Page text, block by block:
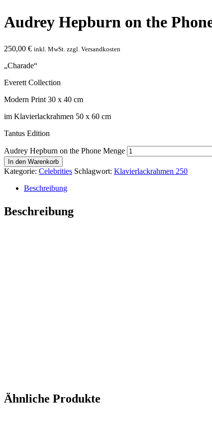
Audrey Hepburn on the
250,00 € inkl. MwSt. zzgl. Versandkosten
„Charade“
Everett Collection
Modern Print 30 x 40 cm
im Klavierlackrahmen 50 x 60 cm
Tantus Edition
Audrey Hepburn on the Phone Menge
In den Warenkorb
Kategorie: Celebrities Schlagwort: Klavierlackrahmen 250
Beschreibung
Beschreibung
Ähnliche Produkte